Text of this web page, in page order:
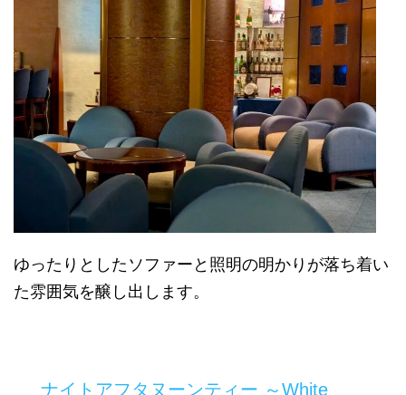
ゆったりとしたソファーと照明の明かりが落ち着い
た雰囲気を醸し出します。
ナイトアフタヌーンティー ～White